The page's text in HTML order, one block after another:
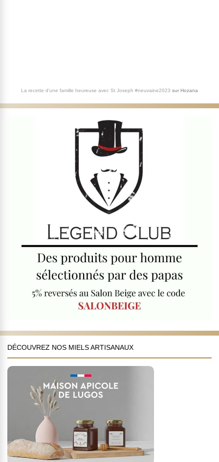
La recette d'une famille heureuse avec St Joseph #neuvaine2023 sur Hozana
DÉCOUVREZ NOS MIELS ARTISANAUX